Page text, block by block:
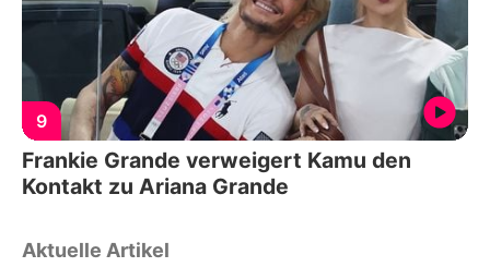
9
Frankie Grande verweigert Kamu den
Kontakt zu Ariana Grande
Aktuelle Artikel